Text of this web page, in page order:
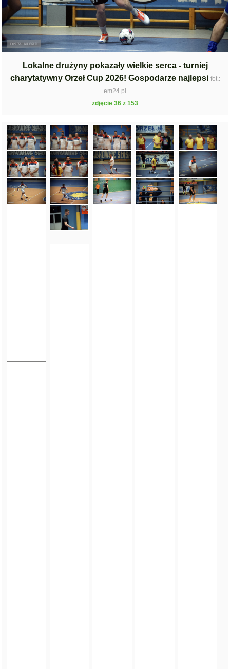
Lokalne drużyny pokazały wielkie serca - turniej
charytatywny Orzeł Cup 2026! Gospodarze najlepsi fot.:
em24.pl
zdjęcie 36 z 153